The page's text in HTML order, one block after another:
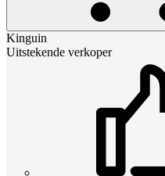
Kinguin
Uitstekende verkoper